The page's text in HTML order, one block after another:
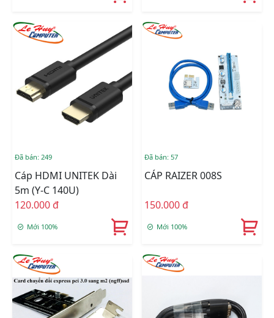
Đã bán: 249
Cáp HDMI UNITEK Dài
5m (Y-C 140U)
120.000 đ
Mới 100%
Đã bán: 57
CÁP RAIZER 008S
150.000 đ
Mới 100%